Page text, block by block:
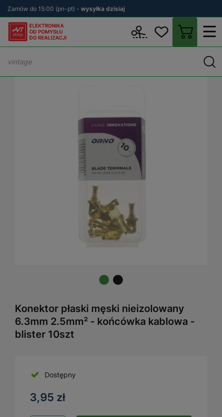
Zamów do 15:00 (pn-pt) - wysyłka dzisiaj
Końcówki kablowe,
Konektor płaski męski nieizolowany
6.3mm 2.5mm² - końcówka kablowa -
blister 10szt
Dostępny
3,95 zł